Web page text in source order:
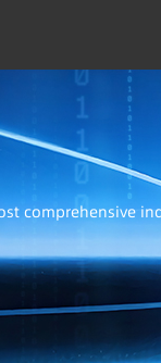
comprehensive